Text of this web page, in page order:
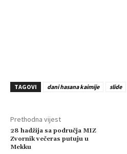
TAGOVI dani hasana kaimije slide
Prethodna vijest
28 hadžija sa područja MIZ
Zvornik večeras putuju u
Mekku